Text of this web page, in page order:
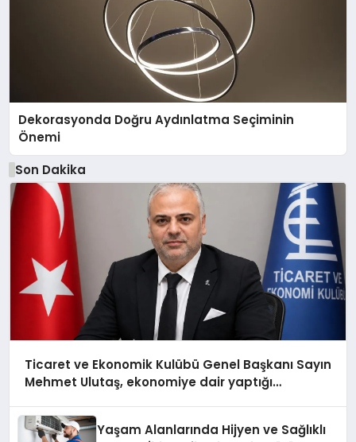
Dekorasyonda Doğru Aydınlatma Seçiminin
Önemi
Son Dakika
Ticaret ve Ekonomik Kulübü Genel Başkanı Sayın
Mehmet Ulutaş, ekonomiye dair yaptığı
Yaşam Alanlarında Hijyen ve Sağlıklı